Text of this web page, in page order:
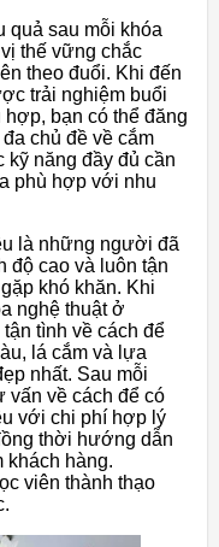
quả sau mỗi khóa
thế vững chắc
theo đuổi. Khi đến
trải nghiệm buổi
hợp, bạn có thể đăng
chủ đề về cắm
kỹ năng đầy đủ cần
phù hợp với nhu
là những người đã
độ cao và luôn tận
khó khăn. Khi
nghệ thuật ở
tình về cách để
lá cắm và lựa
nhất. Sau mỗi
vấn về cách để có
với chi phí hợp lý
thời hướng dẫn
khách hàng.
viên thành thạo